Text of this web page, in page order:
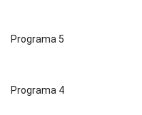
Programa 5
Programa 4